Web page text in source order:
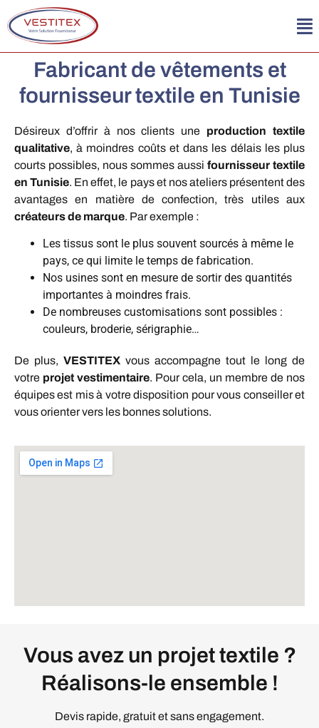
Fabricant de vêtements et
fournisseur textile en Tunisie
Désireux d’offrir à nos clients une production textile
qualitative, à moindres coûts et dans les délais les plus
courts possibles, nous sommes aussi fournisseur textile
en Tunisie. En effet, le pays et nos ateliers présentent des
avantages en matière de confection, très utiles aux
créateurs de marque. Par exemple :
Les tissus sont le plus souvent sourcés à même le
pays, ce qui limite le temps de fabrication.
Nos usines sont en mesure de sortir des quantités
importantes à moindres frais.
De nombreuses customisations sont possibles :
couleurs, broderie, sérigraphie…
De plus, VESTITEX vous accompagne tout le long de
votre projet vestimentaire. Pour cela, un membre de nos
équipes est mis à votre disposition pour vous conseiller et
vous orienter vers les bonnes solutions.
Vous avez un projet textile ?
Réalisons-le ensemble !
Devis rapide, gratuit et sans engagement.